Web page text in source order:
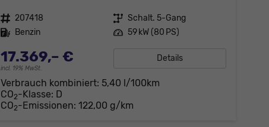
Fahrzeugnr. 207418 Getriebe Schalt. 5-Gang
Kraftstoff Benzin Leistung 59 kW (80 PS)
17.369,– €
incl. 19% MwSt.
Details
Verbrauch kombiniert: 5,40 l/100km
CO2-Klasse: D
CO2-Emissionen: 122,00 g/km